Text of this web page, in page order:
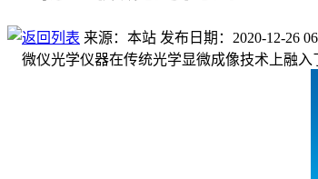
来源：本站 发布日期：2020-12-26
微仪光学仪器在传统光学显微成像技术上融入